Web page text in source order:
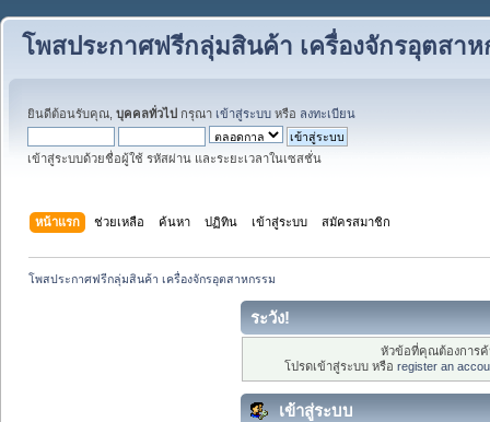
โพสประกาศฟรีกลุ่มสินค้า เครื่องจักรอุตสาห
ยินดีต้อนรับคุณ, บุคคลทั่วไป กรุณา เข้าสู่ระบบ หรือ ลงทะเบียน
เข้าสู่ระบบด้วยชื่อผู้ใช้ รหัสผ่าน และระยะเวลาในเซสชั่น
หน้าแรก ช่วยเหลือ ค้นหา ปฏิทิน เข้าสู่ระบบ สมัครสมาชิก
โพสประกาศฟรีกลุ่มสินค้า เครื่องจักรอุตสาหกรรม
ระวัง!
หัวข้อที่คุณต้องการ
โปรดเข้าสู่ระบบ หรือ register an
เข้าสู่ระบบ